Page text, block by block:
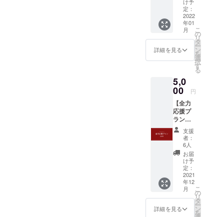
カ
バー底
面：
EVA樹
脂
パッキ
ン：シ
耐熱温
度
100℃
・サイ
ズ 直
径82×高
195mm
*デザイ
ンは多
少変更
になる
場合が
ありま
す。
タンブ
ラーに
ついて
・容量
500ml
リプロ
ピレン
本
体：ポ
リプロ
ピレン
カ
バー：
AS樹脂
カ
バー底
面：
EVA樹
脂
パッキ
ン：シ
リコー
EN"(直
径82×高
195mm
) １個
→お好
きな色
（赤ま
たは
ら一点
お選び
くださ
い。 ・
ポスト
カード
(100m
m×148
mm)
１枚 ・
コース
ター(気
泡紙：
0.4mm
厚（丸
型)、直
径
定：
2022
年01
月
詳細を見る
こ
の
リ
タ
ー
ン
を
選
択
す
る
5,0
00 円
【全力
応援プ
ラン】
・サン
クス
メール
支援
者：
6人
お届
け予
定：
2021
年12
月
詳細を見る
こ
の
リ
タ
ー
ン
を